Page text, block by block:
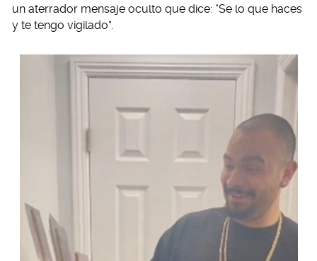
un aterrador mensaje oculto que dice: “Se lo que haces
y te tengo vigilado”.